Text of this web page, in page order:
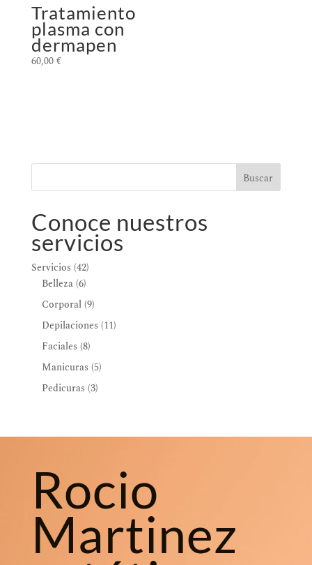
Tratamiento
plasma con
dermapen
60,00€
Buscar
Conoce nuestros
servicios
Servicios 4242
productos
Belleza 66
productos
Corporal 99
productos
Depilaciones 1111
Faciales 88
productos
Manicuras 55
Pedicuras 33
Rocio
Martinez